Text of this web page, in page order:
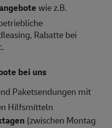
wie z.B.
Rabatte bei
bei uns
Paketsendungen mit
Hilfsmitteln
(zwischen Montag